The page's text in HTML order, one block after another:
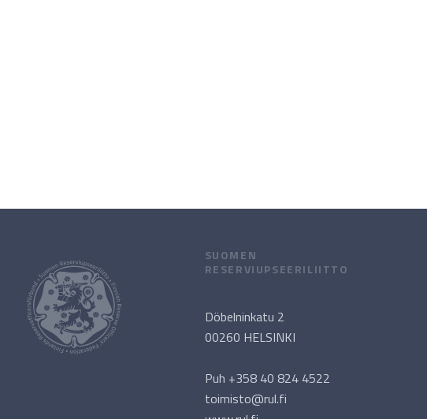
SUOMEN
RESERVIUPSEERILIITTO
Döbelninkatu 2
00260 HELSINKI
Puh +358 40 824 4522
toimisto@rul.fi